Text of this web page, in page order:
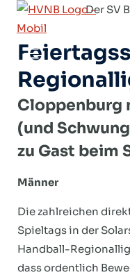
Zum
Inhalt
springen
Der SV
Cloppenburg
(und
zu Gast beim
Männer
Die zahlreichen
Spieltags in der
Handball-
dass ordentlich